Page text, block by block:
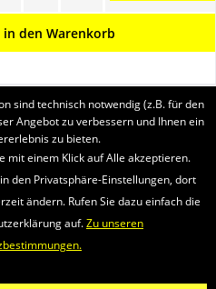
den Warenkorb
sind technisch notwendig (z.B. für den
Angebot zu verbessern und Ihnen ein
zu bieten.
mit einem Klick auf Alle akzeptieren.
den Privatsphäre-Einstellungen, dort
ändern. Rufen Sie dazu einfach die
auf.Zu unseren